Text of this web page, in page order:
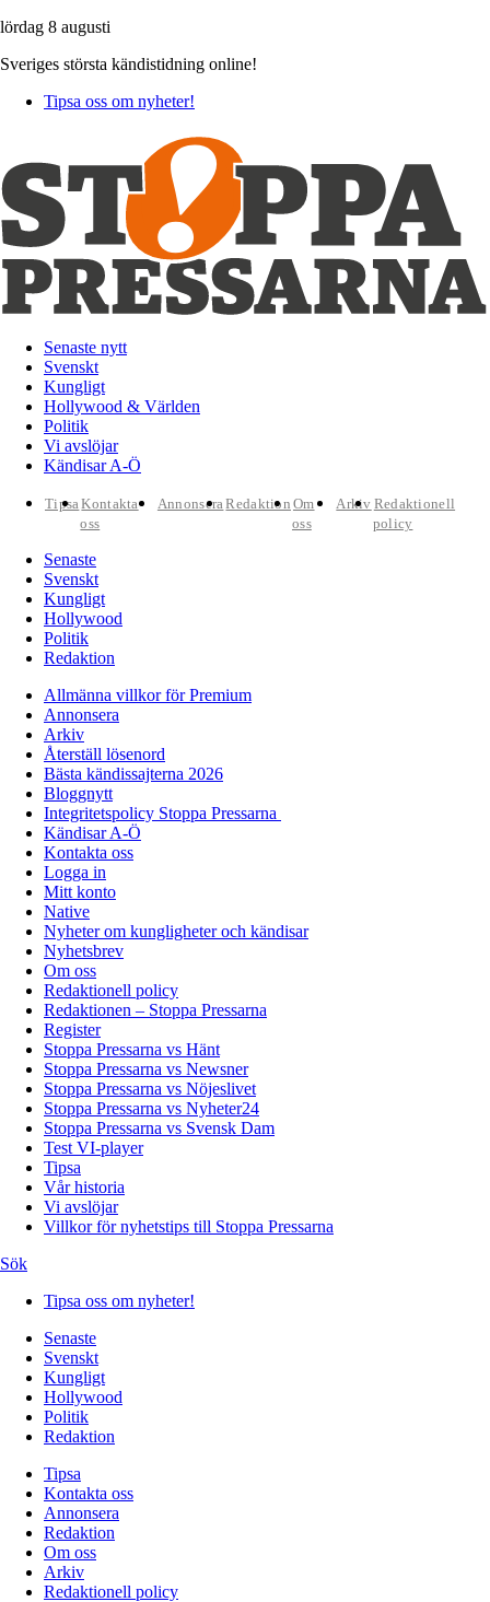
lördag 8 augusti
Sveriges största kändistidning online!
Tipsa oss om nyheter!
Senaste nytt
Svenskt
Kungligt
Hollywood & Världen
Politik
Vi avslöjar
Kändisar A-Ö
TipsaKontakta
oss
AnnonseraRedaktion Om
oss
Arkiv Redaktionell
policy
Senaste
Svenskt
Kungligt
Hollywood
Politik
Redaktion
Allmänna villkor för Premium
Annonsera
Arkiv
Återställ lösenord
Bästa kändissajterna 2026
Bloggnytt
Integritetspolicy Stoppa Pressarna
Kändisar A-Ö
Kontakta oss
Logga in
Mitt konto
Native
Nyheter om kungligheter och kändisar
Nyhetsbrev
Om oss
Redaktionell policy
Redaktionen – Stoppa Pressarna
Register
Stoppa Pressarna vs Hänt
Stoppa Pressarna vs Newsner
Stoppa Pressarna vs Nöjeslivet
Stoppa Pressarna vs Nyheter24
Stoppa Pressarna vs Svensk Dam
Test VI-player
Tipsa
Vår historia
Vi avslöjar
Villkor för nyhetstips till Stoppa Pressarna
Sök
Tipsa oss om nyheter!
Senaste
Svenskt
Kungligt
Hollywood
Politik
Redaktion
Tipsa
Kontakta oss
Annonsera
Redaktion
Om oss
Arkiv
Redaktionell policy